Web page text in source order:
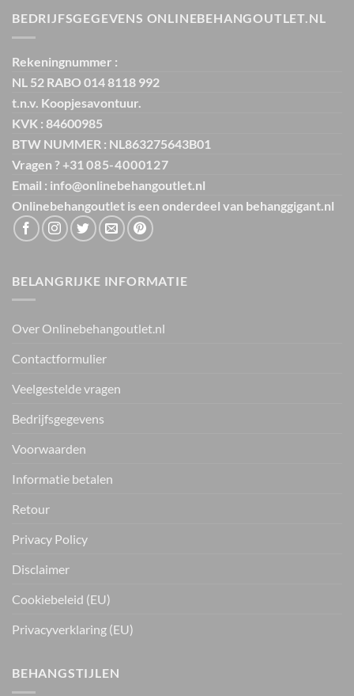
BEDRIJFSGEGEVENS ONLINEBEHANGOUTLET.NL
Rekeningnummer :
NL 52 RABO 014 8118 992
t.n.v. Koopjesavontuur.
KVK : 84600985
BTW NUMMER : NL863275643B01
Vragen ? +31 085-4000127
Email : info@onlinebehangoutlet.nl
Onlinebehangoutlet is een onderdeel van behanggigant.nl
BELANGRIJKE INFORMATIE
Over Onlinebehangoutlet.nl
Contactformulier
Veelgestelde vragen
Bedrijfsgegevens
Voorwaarden
Informatie betalen
Retour
Privacy Policy
Disclaimer
Cookiebeleid (EU)
Privacyverklaring (EU)
BEHANGSTIJLEN